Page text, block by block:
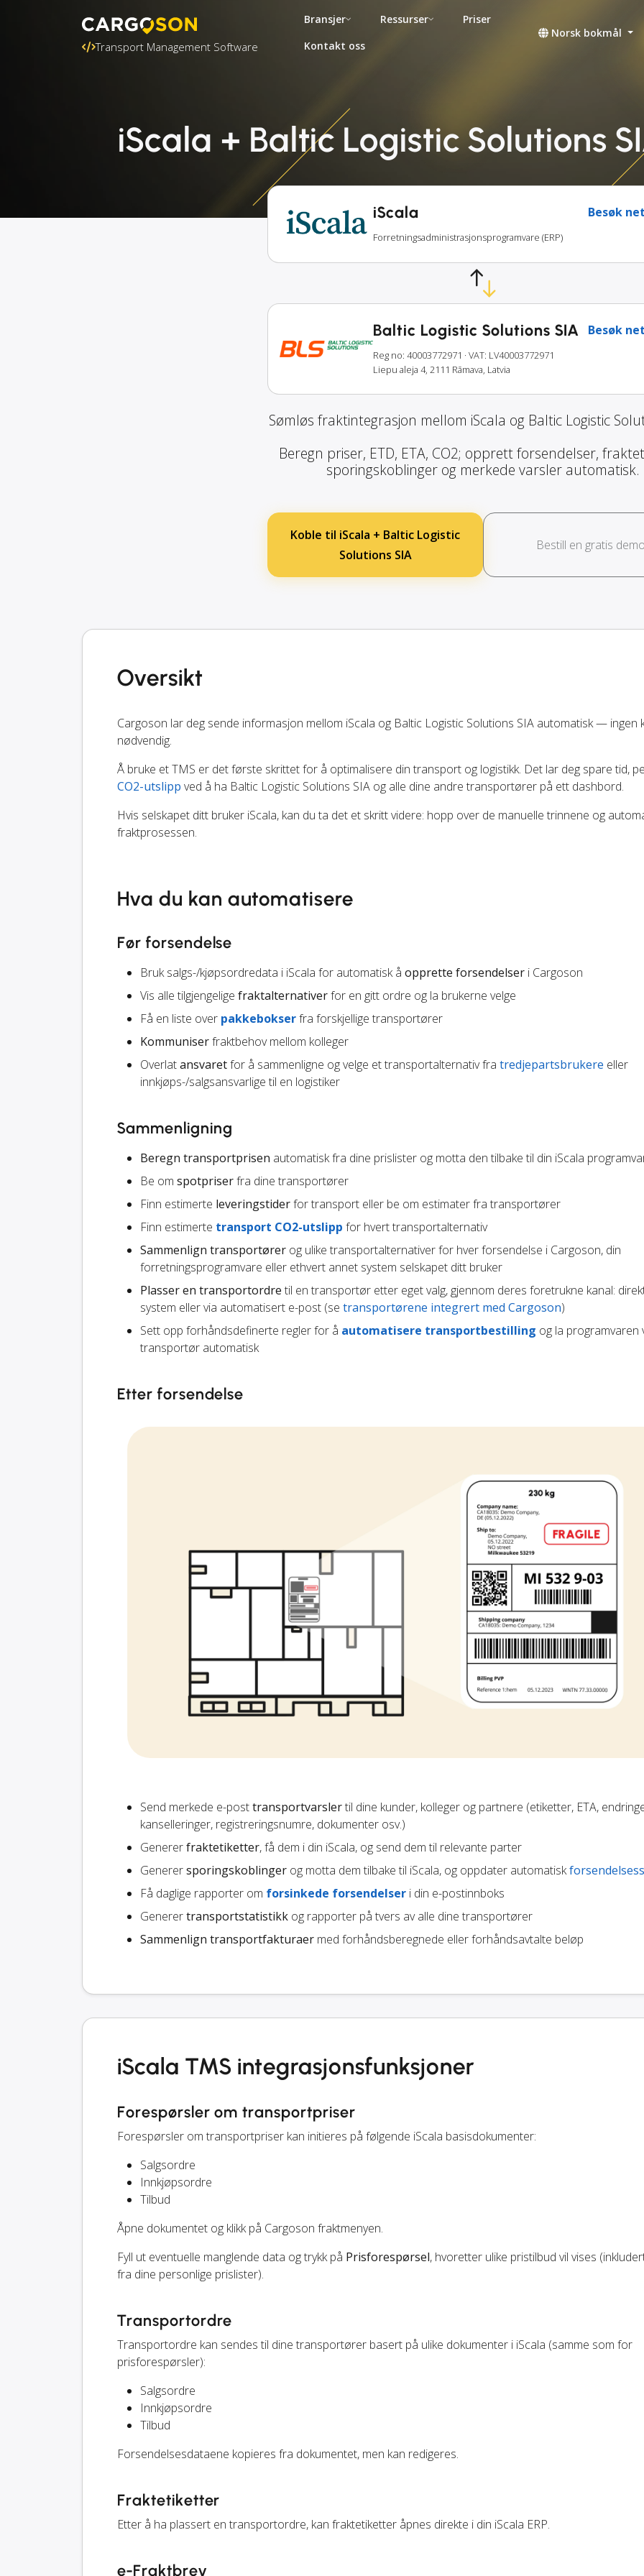
Transport Management Software
Bransjer Ressurser
Priser
Kontakt oss
Norsk bokmål
iScala + Baltic Logistic Solutions
iScala Besøk
Forretningsadministrasjonsprogramvare (ERP)
Baltic Logistic Solutions SIA Besøk
Reg no: 40003772971 · VAT: LV40003772971
Liepu aleja 4, 2111 Rāmava, Latvia
Sømløs fraktintegrasjon mellom iScala og Baltic Logistic
Beregn priser, ETD, ETA, CO2; opprett forsendelser,
sporingskoblinger og merkede varsler automatisk.
Koble til iScala + Baltic Logistic
Solutions SIA
Bestill en gratis
Oversikt
Cargoson lar deg sende informasjon mellom iScala og Baltic Logistic Solutions SIA automatisk — ingen
nødvendig.
Å bruke et TMS er det første skrittet for å optimalisere din transport og logistikk. Det lar deg spare tid,
CO2-utslipp ved å ha Baltic Logistic Solutions SIA og alle dine andre transportører på ett dashbord.
Hvis selskapet ditt bruker iScala, kan du ta det et skritt videre: hopp over de manuelle trinnene og
fraktprosessen.
Hva du kan automatisere
Før forsendelse
Bruk salgs-/kjøpsordredata i iScala for automatisk å opprette forsendelser i Cargoson
Vis alle tilgjengelige fraktalternativerfor en gitt ordre og la brukerne velge
Få en liste over pakkebokserfra forskjellige transportører
Kommuniserfraktbehov mellom kolleger
Overlatansvaretfor å sammenligne og velge et transportalternativ fra tredjepartsbrukere eller
innkjøps-/salgsansvarlige til en logistiker
Sammenligning
Beregn transportprisen automatisk fra dine prislister og motta den tilbake til din iScala
Be om spotpriserfra dine transportører
Finn estimerte leveringstiderfor transport eller be om estimater fra transportører
Finn estimerte transport CO2-utslipp for hvert transportalternativ
Sammenlign transportører og ulike transportalternativer for hver forsendelse i Cargoson, din
forretningsprogramvare eller ethvert annet system selskapet ditt bruker
Plasser en transportordre til en transportør etter eget valg, gjennom deres foretrukne kanal:
system eller via automatisert e-post (se transportørene integrert med Cargoson)
Sett opp forhåndsdefinerte regler for å automatisere transportbestilling og la programvaren
transportør automatisk
Etter forsendelse
Send merkede e-posttransportvarslertil dine kunder, kolleger og partnere (etiketter, ETA,
kanselleringer, registreringsnumre, dokumenter osv.)
Genererfraktetiketter, få dem i din iScala, og send dem til relevante parter
Generersporingskoblinger og motta dem tilbake til iScala, og oppdater automatisk
Få daglige rapporter om forsinkede forsendelser i din e-postinnboks
Generertransportstatistikk og rapporter på tvers av alle dine transportører
Sammenlign transportfakturaer med forhåndsberegnede eller forhåndsavtalte beløp
iScala TMS integrasjonsfunksjoner
Forespørsler om transportpriser
Forespørsler om transportpriser kan initieres på følgende iScala basisdokumenter:
Salgsordre
Innkjøpsordre
Tilbud
Åpne dokumentet og klikk på Cargoson fraktmenyen.
Fyll ut eventuelle manglende data og trykk på Prisforespørsel, hvoretter ulike pristilbud vil vises
fra dine personlige prislister).
Transportordre
Transportordre kan sendes til dine transportører basert på ulike dokumenter i iScala (samme som for
prisforespørsler):
Salgsordre
Innkjøpsordre
Tilbud
Forsendelsesdataene kopieres fra dokumentet, men kan redigeres.
Fraktetiketter
Etter å ha plassert en transportordre, kan fraktetiketter åpnes direkte i din iScala ERP.
e-Fraktbrev